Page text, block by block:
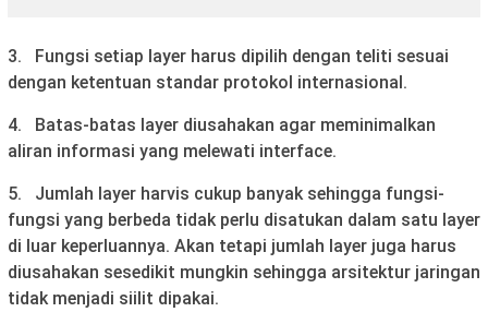
3. Fungsi setiap layer harus dipilih dengan teliti sesuai
dengan ketentuan standar protokol internasional.
4. Batas-batas layer diusahakan agar meminimalkan
aliran informasi yang melewati interface.
5. Jumlah layer harvis cukup banyak sehingga fungsi-
fungsi yang berbeda tidak perlu disatukan dalam satu layer
di luar keperluannya. Akan tetapi jumlah layer juga harus
diusahakan sesedikit mungkin sehingga arsitektur jaringan
tidak menjadi siilit dipakai.